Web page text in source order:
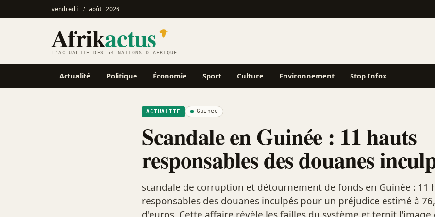
vendredi 7 août 2026
Afrikactus
L'ACTUALITÉ DES 54 NATIONS D'AFRIQUE
Actualité Politique Économie Sport Culture Environnement Stop Infox
ACTUALITÉ Guinée
Scandale en Guinée : 11 hauts
responsables des douanes
scandale de corruption et détournement de fonds en Guinée : 11
responsables des douanes inculpés pour un préjudice estimé à